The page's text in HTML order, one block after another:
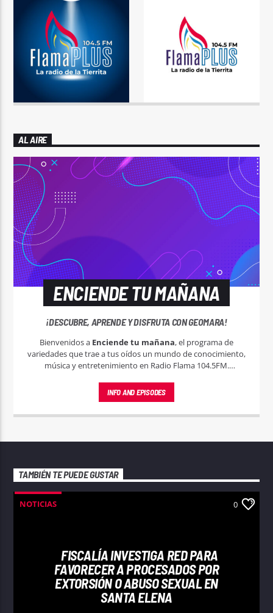
AL AIRE
ENCIENDE TU MAÑANA
¡DESCUBRE, APRENDE Y DISFRUTA CON GEOMARA!
Bienvenidos a Enciende tu mañana, el programa de
variedades que trae a tus oídos un mundo de conocimiento,
música y entretenimiento en Radio Flama 104.5FM.
espacio está diseñado para enriquecer, inspirar y entretener
INFO AND EPISODES
TAMBIÉN TE PUEDE GUSTAR
NOTICIAS 0
FISCALÍA INVESTIGA RED PARA
FAVORECER A PROCESADOS POR
EXTORSIÓN O ABUSO SEXUAL EN
SANTA ELENA